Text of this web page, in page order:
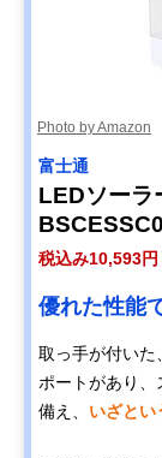
Photo by Amazon
富士通
LEDソー
税込み10,593円
優れた性能
取っ手が付いた
ポートがあり、
備え、 いざとい